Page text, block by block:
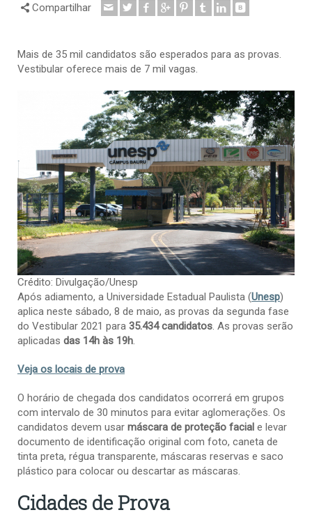
Compartilhar
Mais de 35 mil candidatos são esperados para as provas.
Vestibular oferece mais de 7 mil vagas.
Crédito: Divulgação/Unesp
Após adiamento, a Universidade Estadual Paulista (Unesp)
aplica neste sábado, 8 de maio, as provas da segunda fase
do Vestibular 2021 para 35.434 candidatos. As provas serão
aplicadas das 14h às 19h.
Veja os locais de prova
O horário de chegada dos candidatos ocorrerá em grupos
com intervalo de 30 minutos para evitar aglomerações. Os
candidatos devem usar máscara de proteção facial e levar
documento de identificação original com foto, caneta de
tinta preta, régua transparente, máscaras reservas e saco
plástico para colocar ou descartar as máscaras.
Cidades de Prova